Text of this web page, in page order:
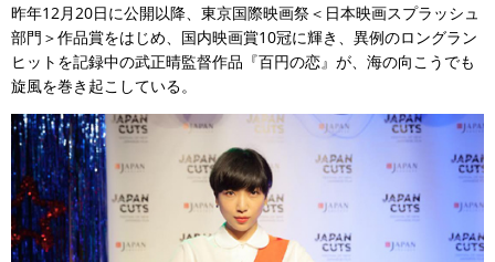
昨年12月20日に公開以降、東京国際映画祭＜日本映画スプラッシュ
部門＞作品賞をはじめ、国内映画賞10冠に輝き、異例のロングラン
ヒットを記録中の武正晴監督作品『百円の恋』が、海の向こうでも
旋風を巻き起こしている。